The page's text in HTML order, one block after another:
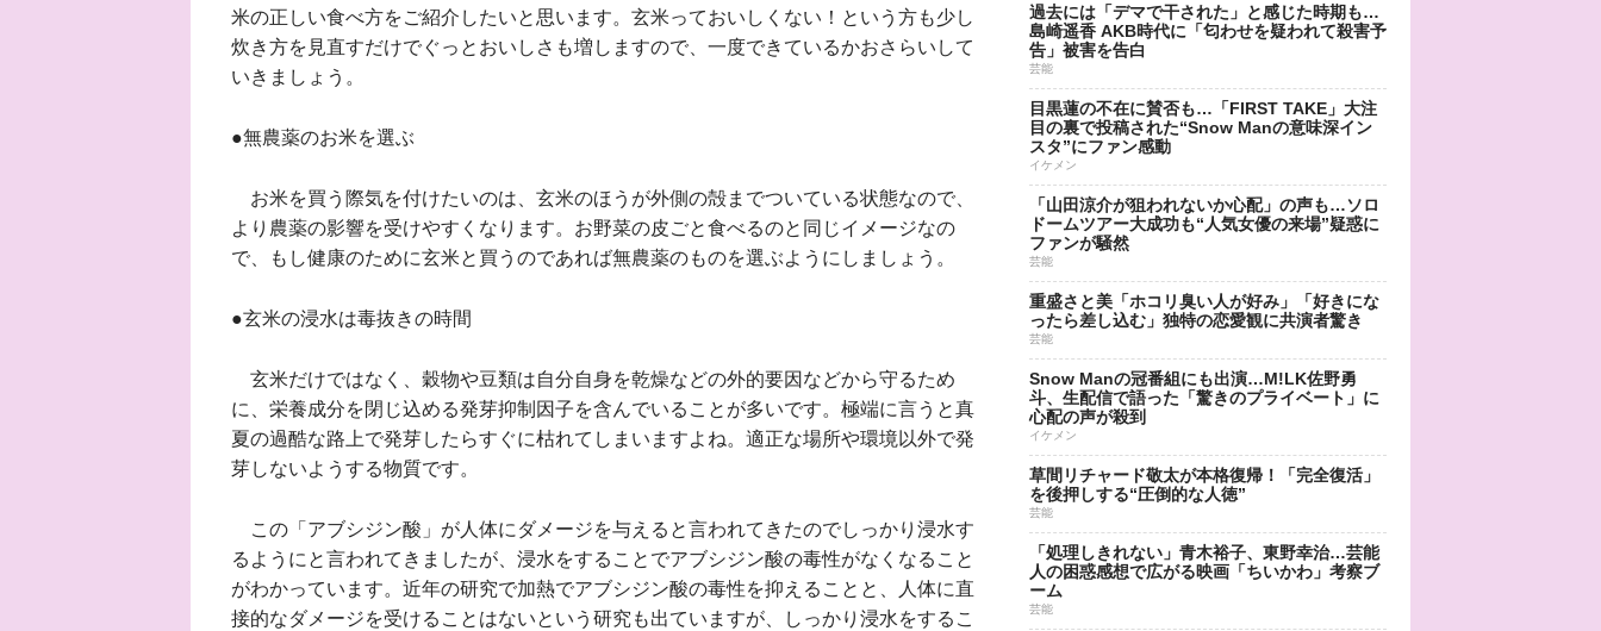
米の正しい食べ方をご紹介したいと思います。玄米っておいしくない！という方も少し
炊き方を見直すだけでぐっとおいしさも増しますので、一度できているかおさらいして
いきましょう。
●無農薬のお米を選ぶ
お米を買う際気を付けたいのは、玄米のほうが外側の殻までついている状態なので、
より農薬の影響を受けやすくなります。お野菜の皮ごと食べるのと同じイメージなの
で、もし健康のために玄米と買うのであれば無農薬のものを選ぶようにしましょう。
●玄米の浸水は毒抜きの時間
玄米だけではなく、穀物や豆類は自分自身を乾燥などの外的要因などから守るため
に、栄養成分を閉じ込める発芽抑制因子を含んでいることが多いです。極端に言うと真
夏の過酷な路上で発芽したらすぐに枯れてしまいますよね。適正な場所や環境以外で発
芽しないようする物質です。
この「アブシジン酸」が人体にダメージを与えると言われてきたのでしっかり浸水す
るようにと言われてきましたが、浸水をすることでアブシジン酸の毒性がなくなること
がわかっています。近年の研究で加熱でアブシジン酸の毒性を抑えることと、人体に直
接的なダメージを受けることはないという研究も出ていますが、しっかり浸水をするこ
過去には「デマで干された」と感じた時期も…
島崎遥香 AKB時代に「匂わせを疑われて殺害予
告」被害を告白
芸能
目黒蓮の不在に賛否も…「FIRST TAKE」大注
目の裏で投稿された“Snow Manの意味深イン
スタ”にファン感動
イケメン
「山田涼介が狙われないか心配」の声も…ソロ
ドームツアー大成功も“人気女優の来場”疑惑に
ファンが騒然
芸能
重盛さと美「ホコリ臭い人が好み」「好きにな
ったら差し込む」独特の恋愛観に共演者驚き
芸能
Snow Manの冠番組にも出演…M!LK佐野勇
斗、生配信で語った「驚きのプライベート」に
心配の声が殺到
イケメン
草間リチャード敬太が本格復帰！「完全復活」
を後押しする“圧倒的な人徳”
芸能
「処理しきれない」青木裕子、東野幸治…芸能
人の困惑感想で広がる映画「ちいかわ」考察ブ
ーム
芸能